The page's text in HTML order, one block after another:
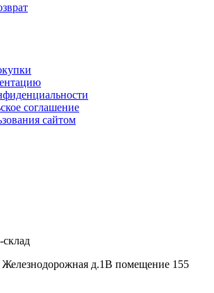
соглашение
сайтом
д.1В помещение 155